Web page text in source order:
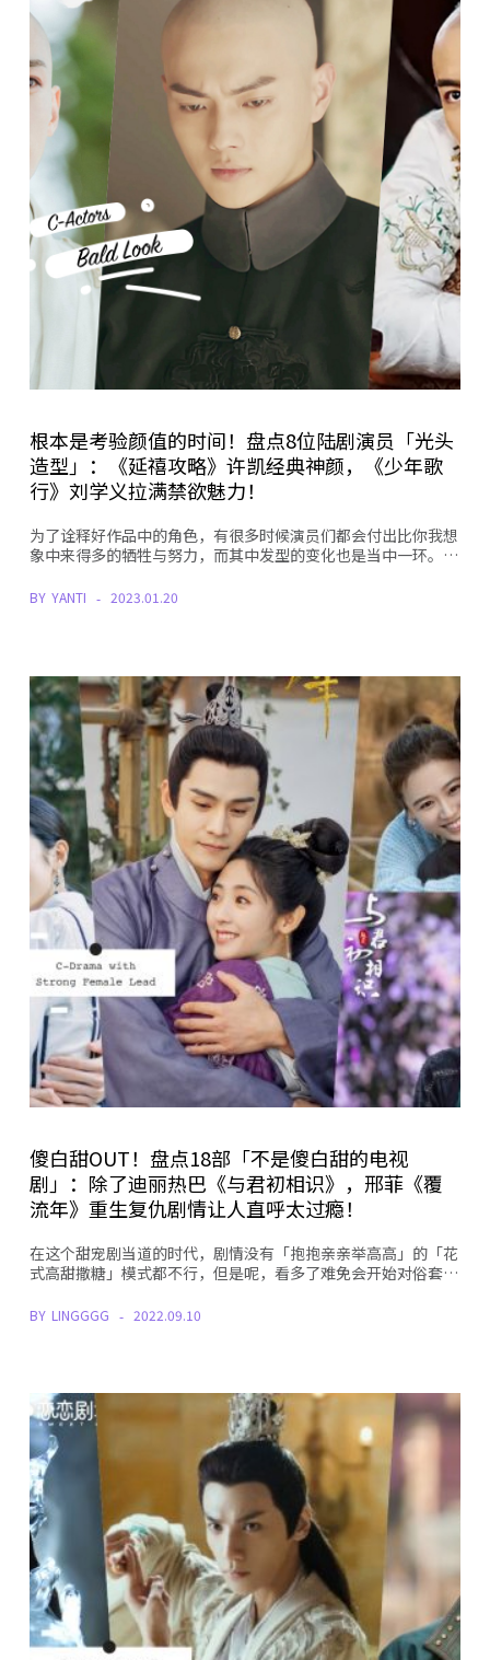
根本是考验颜值的时间！盘点8位陆剧演员「光头
造型」：《延禧攻略》许凯经典神颜，《少年歌
行》刘学义拉满禁欲魅力！
为了诠释好作品中的角色，有很多时候演员们都会付出比你我想
象中来得多的牺牲与努力，而其中发型的变化也是当中一环。…
BY YANTI 2023.01.20
傻白甜OUT！盘点18部「不是傻白甜的电视
剧」：除了迪丽热巴《与君初相识》，邢菲《覆
流年》重生复仇剧情让人直呼太过瘾！
在这个甜宠剧当道的时代，剧情没有「抱抱亲亲举高高」的「花
式高甜撒糖」模式都不行，但是呢，看多了难免会开始对俗套…
BY LINGGGG 2022.09.10